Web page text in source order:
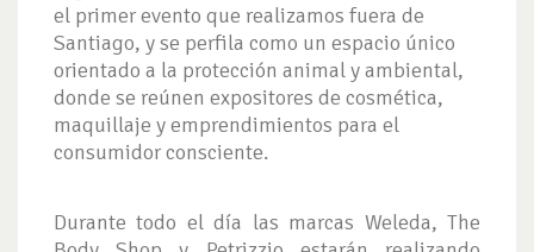
el primer evento que realizamos fuera de
Santiago, y se perfila como un espacio único
orientado a la protección animal y ambiental,
donde se reúnen expositores de cosmética,
maquillaje y emprendimientos para el
consumidor consciente.
Durante todo el día las marcas Weleda, The